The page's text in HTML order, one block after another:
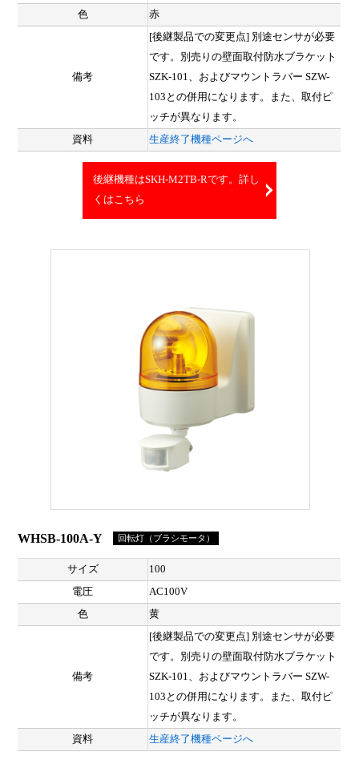
色
赤
備考
[後継製品での変更点] 別途センサが必要
です。別売りの壁面取付防水ブラケット
SZK-101、およびマウントラバー SZW-
103との併用になります。また、取付ピ
ッチが異なります。
資料
生産終了機種ページへ
後継機種はSKH-M2TB-Rです。詳し
くはこちら
WHSB-100A-Y 回転灯（ブラシモータ）
サイズ
100
電圧
AC100V
色
黄
備考
[後継製品での変更点] 別途センサが必要
です。別売りの壁面取付防水ブラケット
SZK-101、およびマウントラバー SZW-
103との併用になります。また、取付ピ
ッチが異なります。
資料
生産終了機種ページへ